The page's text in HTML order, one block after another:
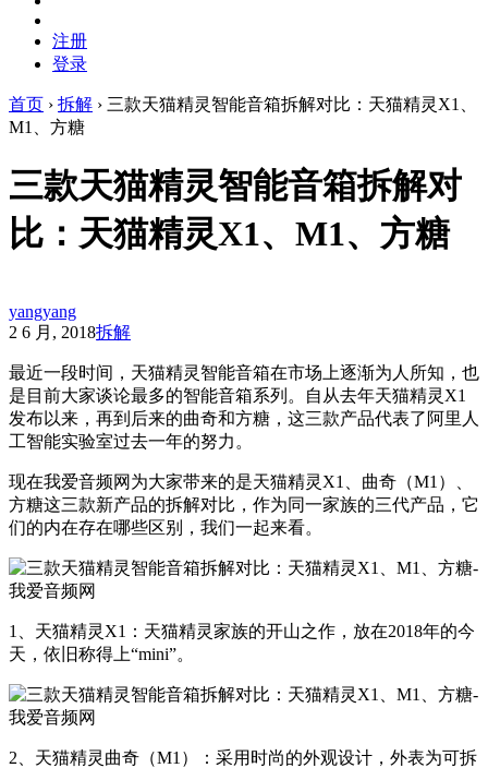
注册
登录
首页 › 拆解 › 三款天猫精灵智能音箱拆解对比：天猫精灵X1、
M1、方糖
三款天猫精灵智能音箱拆解对
比：天猫精灵X1、M1、方糖
yangyang
2 6 月, 2018拆解
最近一段时间，天猫精灵智能音箱在市场上逐渐为人所知，也
是目前大家谈论最多的智能音箱系列。自从去年天猫精灵X1
发布以来，再到后来的曲奇和方糖，这三款产品代表了阿里人
工智能实验室过去一年的努力。
现在我爱音频网为大家带来的是天猫精灵X1、曲奇（M1）、
方糖这三款新产品的拆解对比，作为同一家族的三代产品，它
们的内在存在哪些区别，我们一起来看。
1、天猫精灵X1：天猫精灵家族的开山之作，放在2018年的今
天，依旧称得上“mini”。
2、天猫精灵曲奇（M1）：采用时尚的外观设计，外表为可拆